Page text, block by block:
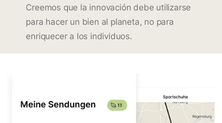
Creemos que la innovación debe utilizarse
para hacer un bien al planeta, no para
enriquecer a los individuos.